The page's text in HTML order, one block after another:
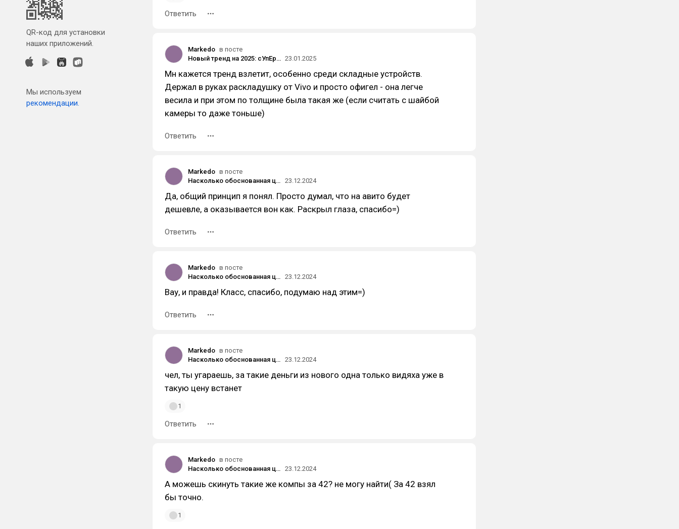
QR-код для установки
наших приложений.
Мы используем
рекомендации.
Ответить
Markedo в посте
Новый тренд на 2025: сУпЕрТоНкИе смартфоны 23.01.2025
Мн кажется тренд взлетит, особенно среди складные устройств.
Держал в руках раскладушку от Vivo и просто офигел - она легче
весила и при этом по толщине была такая же (если считать с шайбой
камеры то даже тоньше)
Ответить
Markedo в посте
Насколько обоснованная цена за комп? 23.12.2024
Да, общий принцип я понял. Просто думал, что на авито будет
дешевле, а оказывается вон как. Раскрыл глаза, спасибо=)
Ответить
Markedo в посте
Насколько обоснованная цена за комп? 23.12.2024
Вау, и правда! Класс, спасибо, подумаю над этим=)
Ответить
Markedo в посте
Насколько обоснованная цена за комп? 23.12.2024
чел, ты угараешь, за такие деньги из нового одна только видяха уже в
такую цену встанет
1
Ответить
Markedo в посте
Насколько обоснованная цена за комп? 23.12.2024
А можешь скинуть такие же компы за 42? не могу найти( За 42 взял
бы точно.
1